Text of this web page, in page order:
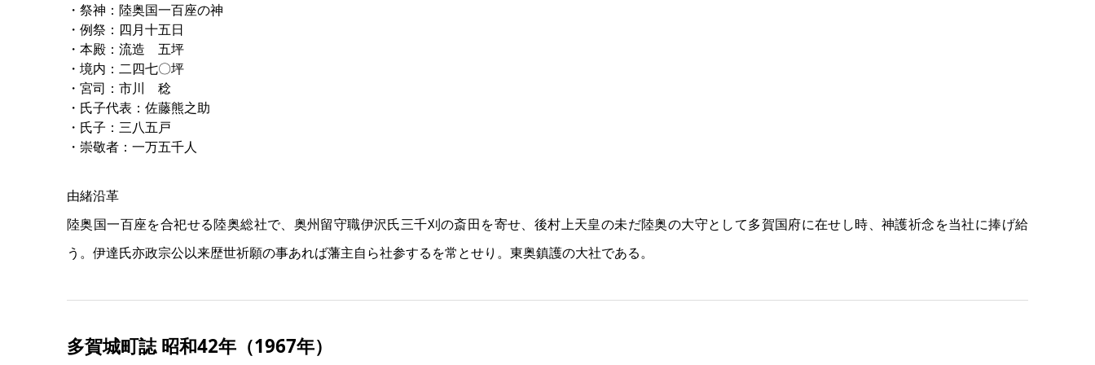
・祭神：陸奥国一百座の神
・例祭：四月十五日
・本殿：流造 五坪
・境内：二四七〇坪
・宮司：市川 稔
・氏子代表：佐藤熊之助
・氏子：三八五戸
・崇敬者：一万五千人
由緒沿革
陸奥国一百座を合祀せる陸奥総社で、奥州留守職伊沢氏三千刈の斎田を寄せ、後村上天皇の未だ陸奥の大守として多賀国府に在せし時、神護祈念を当社に捧げ給
う。伊達氏亦政宗公以来歴世祈願の事あれば藩主自ら社参するを常とせり。東奥鎮護の大社である。
多賀城町誌 昭和42年（1967年）